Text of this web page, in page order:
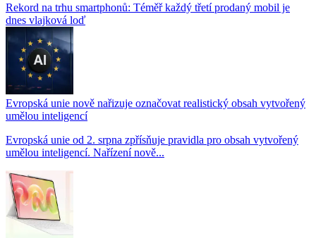
Rekord na trhu smartphonů: Téměř každý třetí prodaný mobil je
dnes vlajková loď
Evropská unie nově nařizuje označovat realistický obsah vytvořený
umělou inteligencí
Evropská unie od 2. srpna zpřísňuje pravidla pro obsah vytvořený
umělou inteligencí. Nařízení nově...